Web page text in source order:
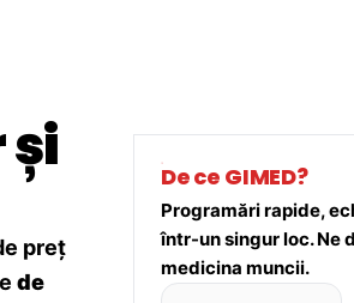
preț
de
De ce GIMED?
Programări rapide,
într-un singur loc. Ne
medicina muncii.